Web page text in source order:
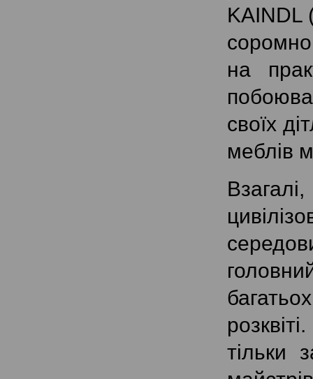
KAINDL
на
своїх
меблів
тільки